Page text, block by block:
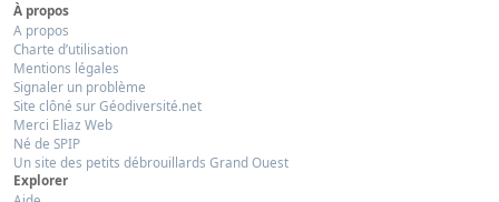
À propos
A propos
Charte d’utilisation
Mentions légales
Signaler un problème
Site clôné sur Géodiversité.net
Merci Eliaz Web
Né de SPIP
Un site des petits débrouillards Grand Ouest
Explorer